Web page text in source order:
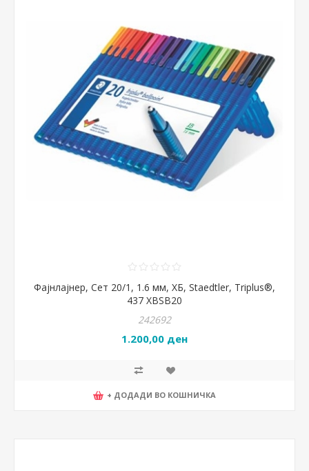
Фајнлајнер, Сет 20/1, 1.6 мм, ХБ, Staedtler, Triplus®,
437 XBSB20
242692
1.200,00 ден
+ ДОДАДИ ВО КОШНИЧКА